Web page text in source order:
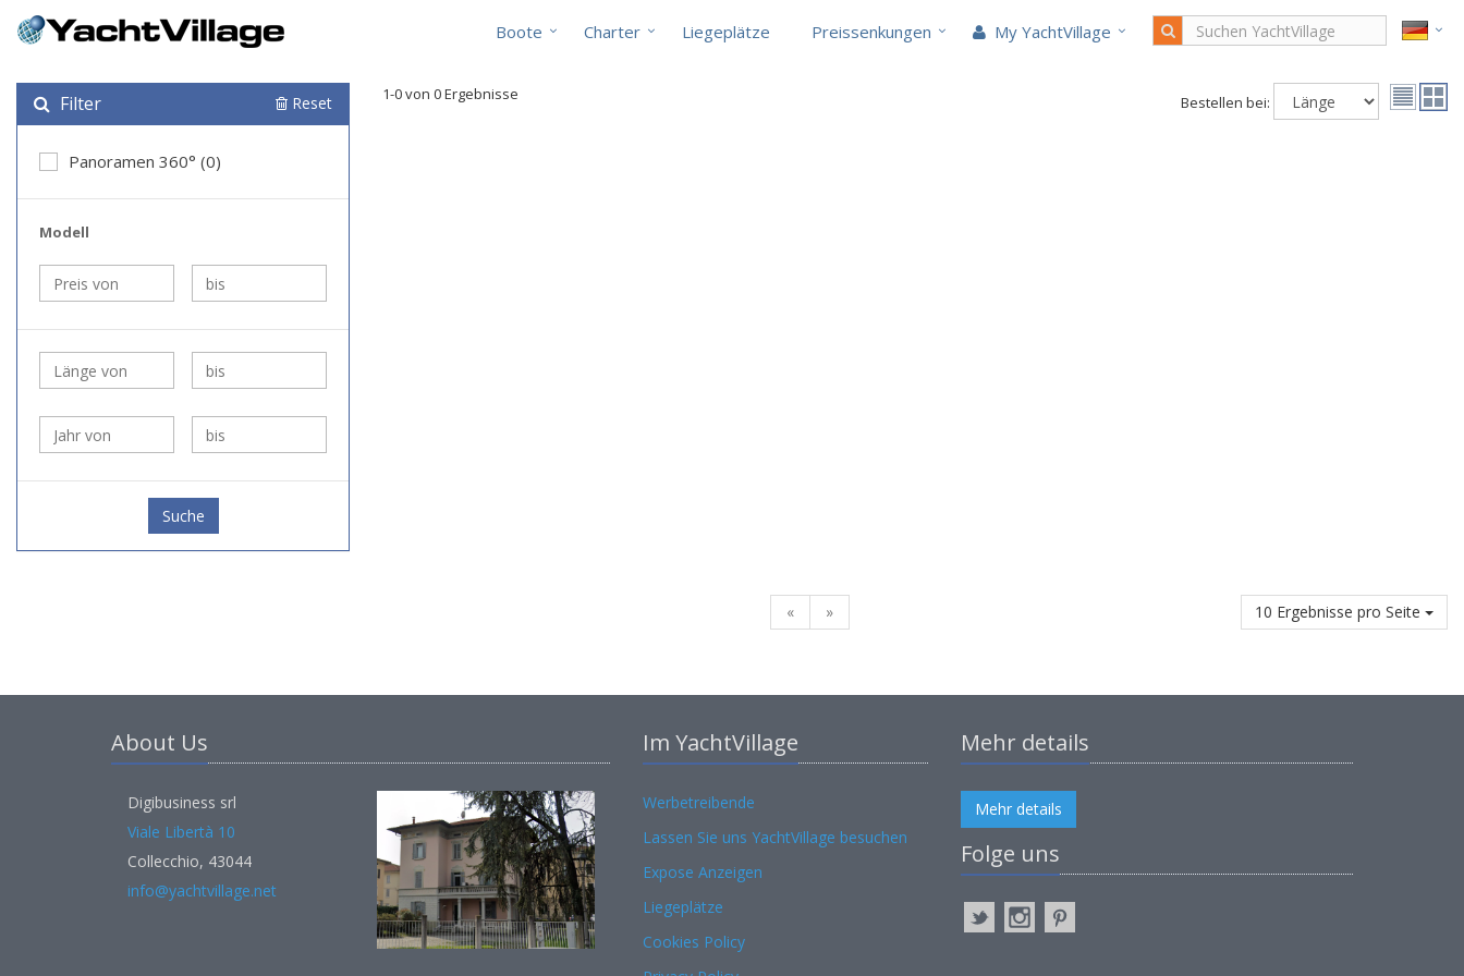
Boote Charter Liegeplätze Preissenkungen My YachtVillage
Filter Reset
Panoramen 360° (0)
Modell
Suche
1-0 von 0 Ergebnisse Bestellen bei:
« » 10 Ergebnisse pro Seite
About Us
Digibusiness srl
Viale Libertà 10
Collecchio, 43044
info@yachtvillage.net
Im YachtVillage
Werbetreibende
Lassen Sie uns YachtVillage besuchen
Expose Anzeigen
Liegeplätze
Cookies Policy
Mehr details
Mehr details
Folge uns